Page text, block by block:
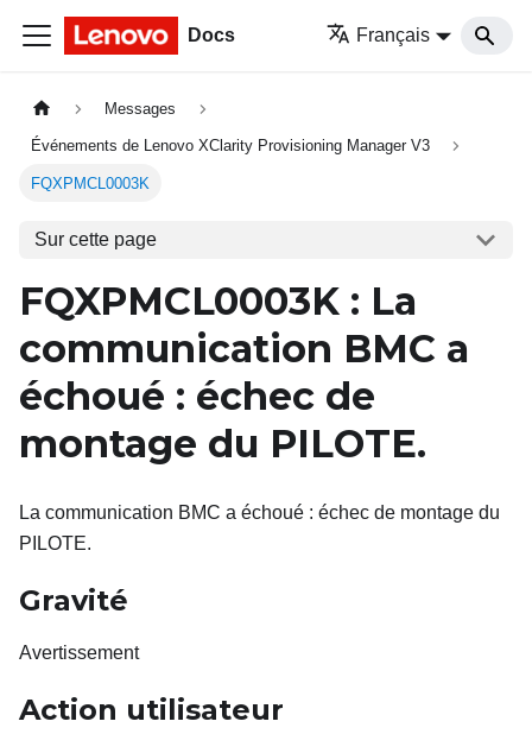
Docs Français
Messages
Événements de Lenovo XClarity Provisioning Manager V3
FQXPMCL0003K
Sur cette page
FQXPMCL0003K : La
communication BMC a
échoué : échec de
montage du PILOTE.
La communication BMC a échoué : échec de montage du
PILOTE.
Gravité
Avertissement
Action utilisateur